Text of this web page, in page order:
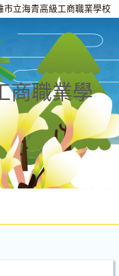
市立海青高級工商職業學校
商職業學